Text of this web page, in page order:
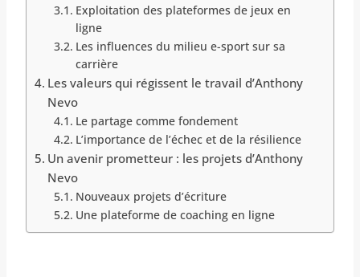
Exploitation des plateformes de jeux en
ligne
Les influences du milieu e-sport sur sa
carrière
Les valeurs qui régissent le travail d’Anthony
Nevo
Le partage comme fondement
L’importance de l’échec et de la résilience
Un avenir prometteur : les projets d’Anthony
Nevo
Nouveaux projets d’écriture
Une plateforme de coaching en ligne